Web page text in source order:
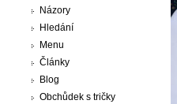
Názory
Hledání
Menu
Články
Blog
Obchůdek s tričky